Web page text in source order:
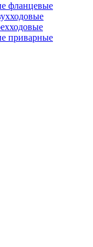
фланцевые
приварные